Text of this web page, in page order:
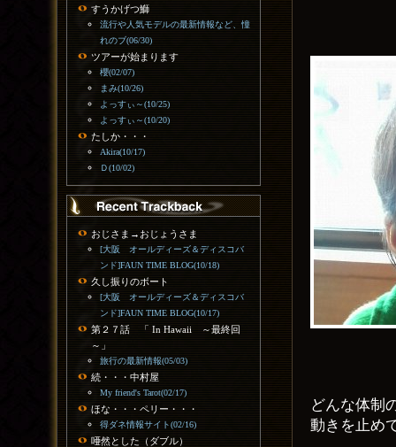
どんな体制
動きを止め
すうかげつ鰤
流行や人気モデルの最新情報など、憧
れのブ(06/30)
ツアーが始まります
櫻(02/07)
まみ(10/26)
よっすぃ～(10/25)
よっすぃ～(10/20)
たしか・・・
Akira(10/17)
Ｄ(10/02)
おじさま→おじょうさま
[大阪 オールディーズ＆ディスコバ
ンド]FAUN TIME BLOG(10/18)
久し振りのボート
[大阪 オールディーズ＆ディスコバ
ンド]FAUN TIME BLOG(10/17)
第２７話 「 In Hawaii ～最終回
～」
旅行の最新情報(05/03)
続・・・中村屋
My friend's Tarot(02/17)
ほな・・・ペリー・・・
得ダネ情報サイト(02/16)
唖然とした（ダブル）